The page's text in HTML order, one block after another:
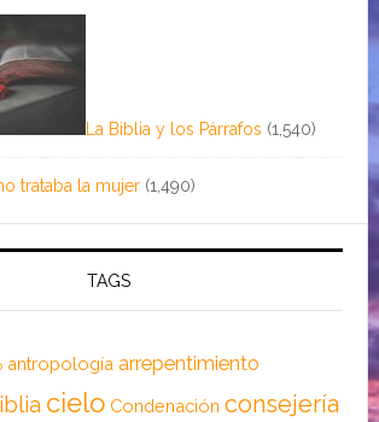
La Biblia y los Párrafos (1,540)
trataba la mujer (1,490)
TAGS
antropología arrepentimiento
cielo Condenación consejería